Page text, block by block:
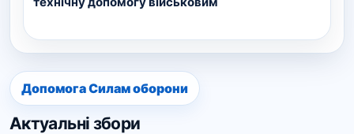
Допомога Силам оборони
Актуальні збори